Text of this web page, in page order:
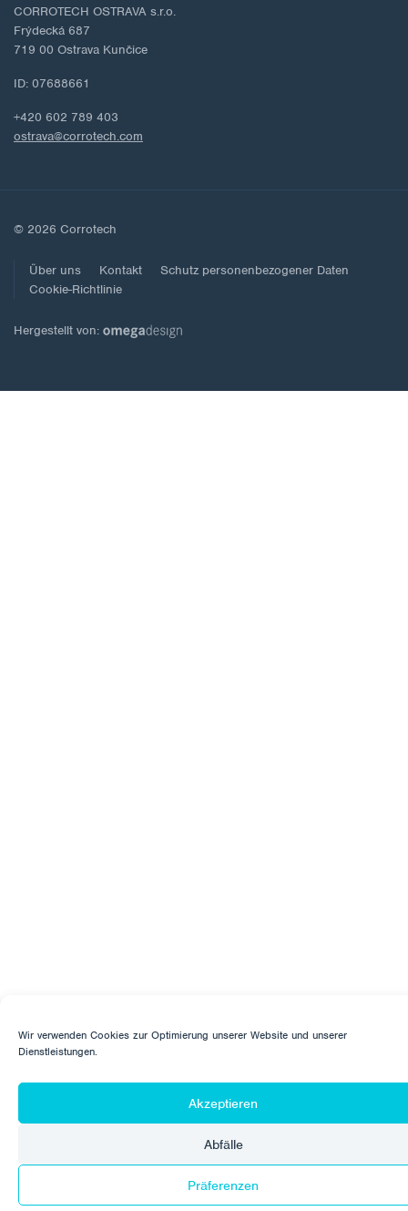
Wir verwenden Cookies zur Optimierung unserer Website und unserer
Dienstleistungen.
Akzeptieren
Abfälle
Präferenzen
CORROTECH OSTRAVA s.r.o.
Frýdecká 687
719 00 Ostrava Kunčice
ID: 07688661
+420 602 789 403
ostrava@corrotech.com
© 2026 Corrotech
Über uns Kontakt
Schutz personenbezogener Daten
Cookie-Richtlinie
Hergestellt von: